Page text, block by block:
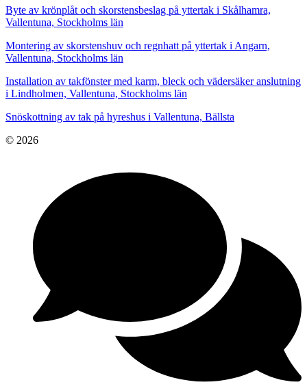
Byte av krönplåt och skorstensbeslag på yttertak i Skålhamra,
Vallentuna, Stockholms län
Montering av skorstenshuv och regnhatt på yttertak i Angarn,
Vallentuna, Stockholms län
Installation av takfönster med karm, bleck och vädersäker anslutning
i Lindholmen, Vallentuna, Stockholms län
Snöskottning av tak på hyreshus i Vallentuna, Bällsta
© 2026